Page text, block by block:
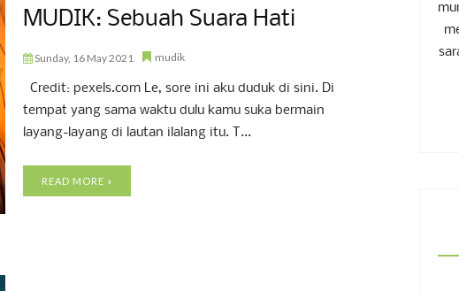
MUDIK: Sebuah Suara Hati
Sunday, 16 May 2021 mudik
Credit: pexels.com Le, sore ini aku duduk di sini. Di
tempat yang sama waktu dulu kamu suka bermain
layang-layang di lautan ilalang itu. T...
READ MORE »